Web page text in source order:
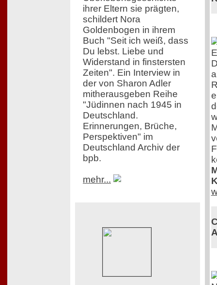
ihrer Eltern sie prägten,
schildert Nora
Goldenbogen in ihrem
Buch "Seit ich weiß, dass
Du lebst. Liebe und
Widerstand in finstersten
Zeiten". Ein Interview in
der von Sharon Adler
mitherausgeben Reihe
"Jüdinnen nach 1945 in
Deutschland.
Erinnerungen, Brüche,
Perspektiven" im
Deutschland Archiv der
bpb.
mehr...